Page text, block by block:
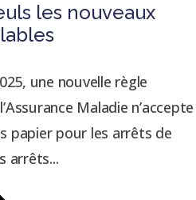
les nouveaux
une nouvelle règle
Maladie n’accepte
papier pour les arrêts de
arrêts...